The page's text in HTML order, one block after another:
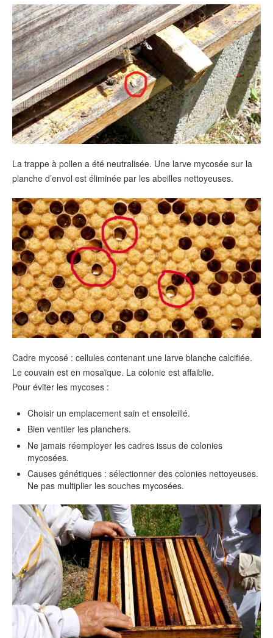
La trappe à pollen a été neutralisée. Une larve mycosée sur la
planche d’envol est éliminée par les abeilles nettoyeuses.
Cadre mycosé : cellules contenant une larve blanche calcifiée.
Le couvain est en mosaïque. La colonie est affaiblie.
Pour éviter les mycoses :
Choisir un emplacement sain et ensoleillé.
Bien ventiler les planchers.
Ne jamais réemployer les cadres issus de colonies
mycosées.
Causes génétiques : sélectionner des colonies nettoyeuses.
Ne pas multiplier les souches mycosées.